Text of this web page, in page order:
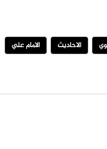
الاحاديث الامام علي